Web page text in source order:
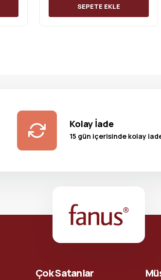
SEPETE EKLE
Kolay İade
15 gün içerisinde kolay
Çok Satanlar